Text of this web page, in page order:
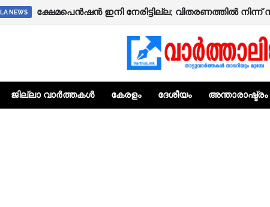
NEWS ക്ഷേമപെൻഷൻ ഇനി നേരിട്ടില്ല; വിതരണത്തിൽ
ജില്ലാ വാർത്തകൾ കേരളം ദേശീയം അന്താരാഷ്ട്രം